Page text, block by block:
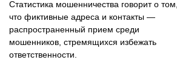
Статистика мошенничества говорит о том,
что фиктивные адреса и контакты —
распространенный прием среди
мошенников, стремящихся избежать
ответственности.